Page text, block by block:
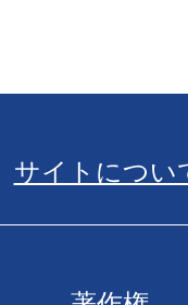
サイトについ